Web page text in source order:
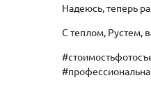
Надеюсь, теперь
С теплом, Рустем,